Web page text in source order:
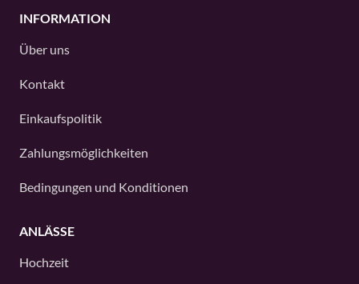
INFORMATION
Über uns
Kontakt
Einkaufspolitik
Zahlungsmöglichkeiten
Bedingungen und Konditionen
ANLÄSSE
Hochzeit